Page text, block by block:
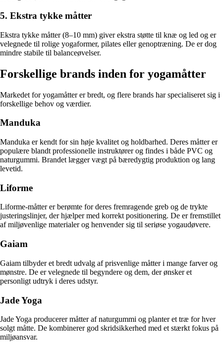
5. Ekstra tykke måtter
Ekstra tykke måtter (8–10 mm) giver ekstra støtte til knæ og led og er
velegnede til rolige yogaformer, pilates eller genoptræning. De er dog
mindre stabile til balanceøvelser.
Forskellige brands inden for yogamåtter
Markedet for yogamåtter er bredt, og flere brands har specialiseret sig i
forskellige behov og værdier.
Manduka
Manduka er kendt for sin høje kvalitet og holdbarhed. Deres måtter er
populære blandt professionelle instruktører og findes i både PVC og
naturgummi. Brandet lægger vægt på bæredygtig produktion og lang
levetid.
Liforme
Liforme-måtter er berømte for deres fremragende greb og de trykte
justeringslinjer, der hjælper med korrekt positionering. De er fremstillet
af miljøvenlige materialer og henvender sig til seriøse yogaudøvere.
Gaiam
Gaiam tilbyder et bredt udvalg af prisvenlige måtter i mange farver og
mønstre. De er velegnede til begyndere og dem, der ønsker et
personligt udtryk i deres udstyr.
Jade Yoga
Jade Yoga producerer måtter af naturgummi og planter et træ for hver
solgt måtte. De kombinerer god skridsikkerhed med et stærkt fokus på
miljøansvar.